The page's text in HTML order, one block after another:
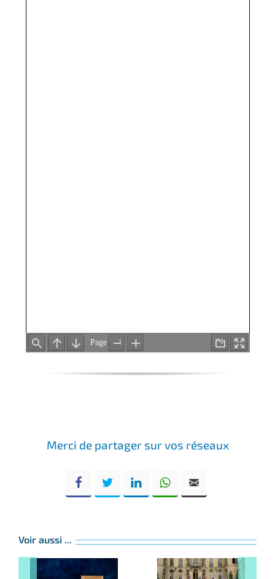
Merci de partager sur vos réseaux
Voir aussi ...